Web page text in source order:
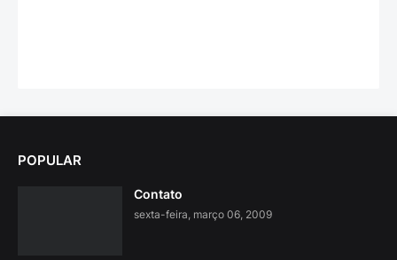
POPULAR
Contato
sexta-feira, março 06, 2009